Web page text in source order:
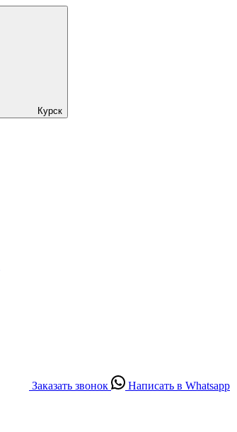
Курск
Заказать звонок Написать в Whatsapp